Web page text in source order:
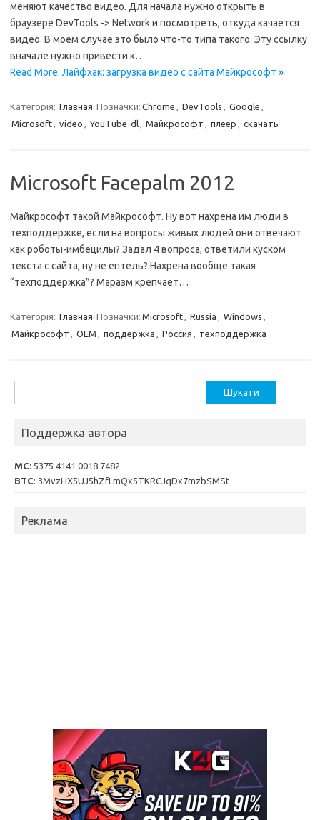
меняют качество видео. Для начала нужно открыть в
браузере DevTools -> Network и посмотреть, откуда качается
видео. В моем случае это было что-то типа такого. Эту ссылку
вначале нужно привести к…
Read More: Лайфхак: загрузка видео с сайта Майкрософт »
Категорія: Главная Позначки: Chrome , DevTools , Google ,
Microsoft, video , YouTube-dl, Майкрософт , плеер , скачать
Microsoft Facepalm 2012
Майкрософт такой Майкрософт. Ну вот нахрена им люди в
техподдержке, если на вопросы живых людей они отвечают
как роботы-имбецилы? Задал 4 вопроса, ответили куском
текста с сайта, ну не ептель? Нахрена вообще такая
“техподдержка”? Маразм крепчает…
Категорія: Главная Позначки: Microsoft, Russia , Windows ,
Майкрософт , ОЕМ , поддержка , Россия , техподдержка
Поддержка автора
MC: 5375 4141 0018 7482
BTC: 3MvzHX5UJ5hZfLmQx5TKRCJqDx7mzbSMSt
Реклама